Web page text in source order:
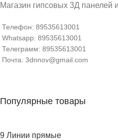
Магазин гипсовых 3Д панелей
Телефон: 89535613001
Whatsapp: 89535613001
Телеграмм: 89535613001
Почта: 3dnnov@gmail.com
Популярные товары
9 Линии прямые